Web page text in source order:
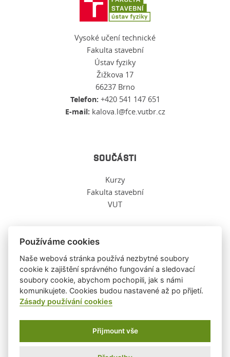
Vysoké učení technické
Fakulta stavební
Ústav fyziky
Žižkova 17
66237 Brno
Telefon: +420 541 147 651
E-mail: kalova.l@fce.vutbr.cz
SOUČÁSTI
Kurzy
Fakulta stavební
VUT
O TĚCHTO WWW
Ochrana osobních údajů
O těchto stránkách
Informace o cookies
Ústav fyziky, FAST, VUT ©2026|WebDesign and System ©
Používáme cookies
Naše webová stránka používá nezbytné soubory
cookie k zajištění správného fungování a sledovací
soubory cookie, abychom pochopili, jak s námi
komunikujete. Cookies budou nastavené až po přijetí.
Zásady používání cookies
Přijmount vše